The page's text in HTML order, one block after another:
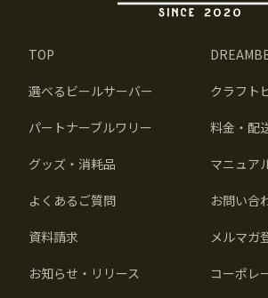
TOP
選べるビールサーバー クラフト
パートナーブルワリー 料金・配
グッズ・消耗品 マニュア
よくあるご質問 お問い合
資料請求 メルマガ
お知らせ・リリース コーポレ